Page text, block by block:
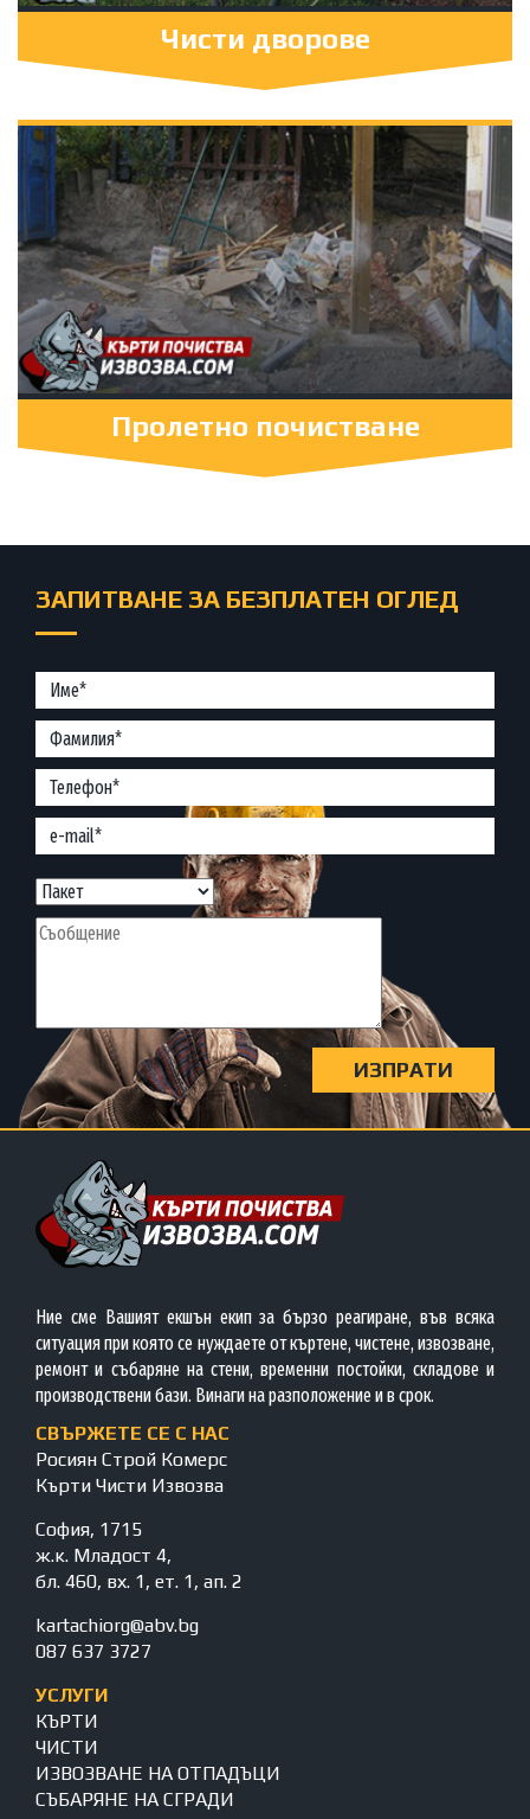
Чисти дворове
Пролетно почистване
ЗАПИТВАНЕ ЗА БЕЗПЛАТЕН ОГЛЕД
Ние сме Вашият екшън екип за бързо реагиране, във всяка
ситуация при която се нуждаете от къртене, чистене, извозване,
ремонт и събаряне на стени, временни постойки, складове и
производствени бази. Винаги на разположение и в срок.
СВЪРЖЕТЕ СЕ С НАС
Росиян Строй Комерс
Кърти Чисти Извозва
София, 1715
ж.к. Младост 4,
бл. 460, вх. 1, ет. 1, ап. 2
kartachiorg@abv.bg
087 637 3727
УСЛУГИ
КЪРТИ
ЧИСТИ
ИЗВОЗВАНЕ НА ОТПАДЪЦИ
СЪБАРЯНЕ НА СГРАДИ